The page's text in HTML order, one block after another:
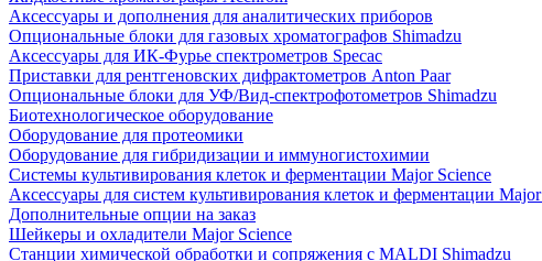
Аксессуары и дополнения для аналитических приборов
Опциональные блоки для газовых хроматографов Shimadzu
Аксессуары для ИК-Фурье спектрометров Specac
Приставки для рентгеновских дифрактометров Anton Paar
Опциональные блоки для УФ/Вид-спектрофотометров Shimadzu
Биотехнологическое оборудование
Оборудование для протеомики
Оборудование для гибридизации и иммуногистохимии
Системы культивирования клеток и ферментации Major Science
Аксессуары для систем культивирования клеток и ферментации
Дополнительные опции на заказ
Шейкеры и охладители Major Science
Станции химической обработки и сопряжения с MALDI Shimadzu